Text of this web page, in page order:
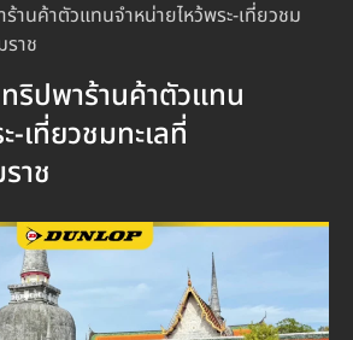
านค้าตัวแทนจำหน่ายไหว้พระ-เที่ยวชม
ราช
ริปพาร้านค้าตัวแทน
-เที่ยวชมทะเลที่
าช